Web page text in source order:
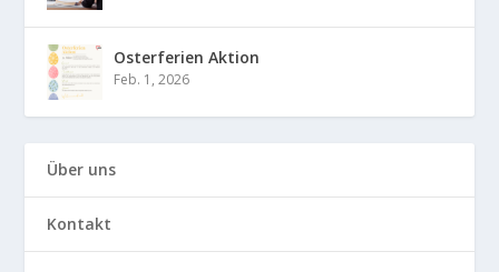
Osterferien Aktion
Feb. 1, 2026
Über uns
Kontakt